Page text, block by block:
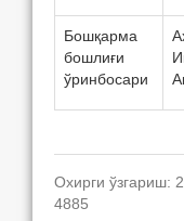
Бошқарма
бошлиғи
ўринбосари
Охирги ўзгариш:
4885